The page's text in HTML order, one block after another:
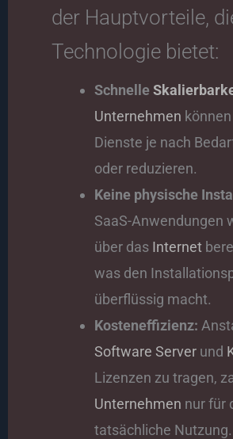
der Hauptvorteile,
Technologie bietet:
Schnelle
Unternehmen
Dienste je nach
oder reduzieren.
Keine physische
SaaS-Anwendungen
über das Internet
was den
überflüssig macht.
Kosteneffizienz:
Software Server und
Lizenzen zu tragen,
Unternehmen nur für
tatsächliche Nutzung.